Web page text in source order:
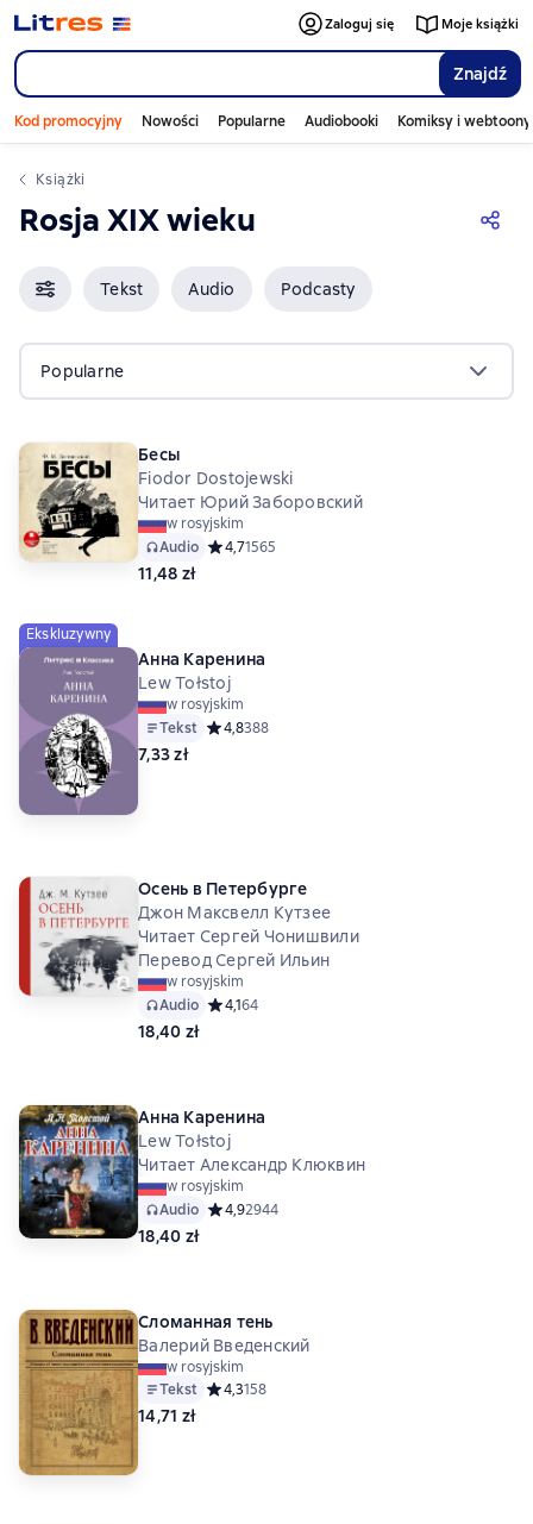
Znajdź
Zaloguj się Moje książki
Kod promocyjny Nowości Popularne Audiobooki Komiksy i webtoony
Książki
Rosja XIX wieku
Tekst Audio Podcasty
Popularne
Бесы
Fiodor Dostojewski
Читает Юрий Заборовский
w rosyjskim
Audio Средний рейтинг 4,7 на основе 1565 оценок
4,71565
11,48 zł
Ekskluzywny
Анна Каренина
Lew Tołstoj
w rosyjskim
Tekst Средний рейтинг 4,8 на основе 388 оценок
4,8388
7,33 zł
Осень в Петербурге
Джон Максвелл Кутзее
Читает Сергей Чонишвили
Перевод Сергей Ильин
w rosyjskim
Audio Средний рейтинг 4,1 на основе 64 оценок
4,164
18,40 zł
Анна Каренина
Lew Tołstoj
Читает Александр Клюквин
w rosyjskim
Audio Средний рейтинг 4,9 на основе 2944 оценок
4,92944
18,40 zł
Сломанная тень
Валерий Введенский
w rosyjskim
Tekst Средний рейтинг 4,3 на основе 158 оценок
4,3158
14,71 zł